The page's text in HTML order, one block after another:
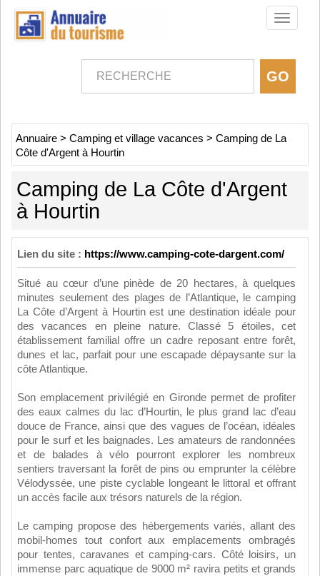
Toggle
Annuaire > Camping et village vacances > Camping de La
Côte d'Argent à Hourtin
Camping de La Côte d'Argent
à Hourtin
Lien du site : https://www.camping-cote-dargent.com/
Situé au cœur d’une pinède de 20 hectares, à quelques
minutes seulement des plages de l’Atlantique, le camping
La Côte d’Argent à Hourtin est une destination idéale pour
des vacances en pleine nature. Classé 5 étoiles, cet
établissement familial offre un cadre reposant entre forêt,
dunes et lac, parfait pour une escapade dépaysante sur la
côte Atlantique.
Son emplacement privilégié en Gironde permet de profiter
des eaux calmes du lac d’Hourtin, le plus grand lac d’eau
douce de France, ainsi que des vagues de l’océan, idéales
pour le surf et les baignades. Les amateurs de randonnées
et de balades à vélo pourront explorer les nombreux
sentiers traversant la forêt de pins ou emprunter la célèbre
Vélodyssée, une piste cyclable longeant le littoral et offrant
un accès facile aux trésors naturels de la région.
Le camping propose des hébergements variés, allant des
mobil-homes tout confort aux emplacements ombragés
pour tentes, caravanes et camping-cars. Côté loisirs, un
immense parc aquatique de 9000 m² ravira petits et grands